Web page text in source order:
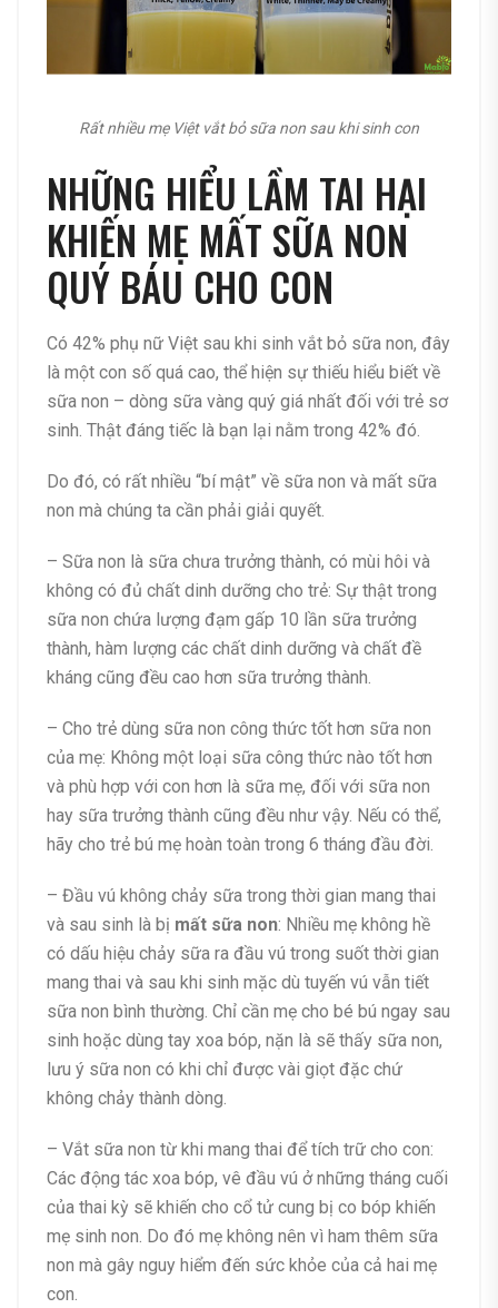
Rất nhiều mẹ Việt vắt bỏ sữa non sau khi sinh con
NHỮNG HIỂU LẦM TAI HẠI
KHIẾN MẸ MẤT SỮA NON
QUÝ BÁU CHO CON
Có 42% phụ nữ Việt sau khi sinh vắt bỏ sữa non, đây
là một con số quá cao, thể hiện sự thiếu hiểu biết về
sữa non – dòng sữa vàng quý giá nhất đối với trẻ sơ
sinh. Thật đáng tiếc là bạn lại nằm trong 42% đó.
Do đó, có rất nhiều “bí mật” về sữa non và mất sữa
non mà chúng ta cần phải giải quyết.
– Sữa non là sữa chưa trưởng thành, có mùi hôi và
không có đủ chất dinh dưỡng cho trẻ: Sự thật trong
sữa non chứa lượng đạm gấp 10 lần sữa trưởng
thành, hàm lượng các chất dinh dưỡng và chất đề
kháng cũng đều cao hơn sữa trưởng thành.
– Cho trẻ dùng sữa non công thức tốt hơn sữa non
của mẹ: Không một loại sữa công thức nào tốt hơn
và phù hợp với con hơn là sữa mẹ, đối với sữa non
hay sữa trưởng thành cũng đều như vậy. Nếu có thể,
hãy cho trẻ bú mẹ hoàn toàn trong 6 tháng đầu đời.
– Đầu vú không chảy sữa trong thời gian mang thai
và sau sinh là bị mất sữa non: Nhiều mẹ không hề
có dấu hiệu chảy sữa ra đầu vú trong suốt thời gian
mang thai và sau khi sinh mặc dù tuyến vú vẫn tiết
sữa non bình thường. Chỉ cần mẹ cho bé bú ngay sau
sinh hoặc dùng tay xoa bóp, nặn là sẽ thấy sữa non,
lưu ý sữa non có khi chỉ được vài giọt đặc chứ
không chảy thành dòng.
– Vắt sữa non từ khi mang thai để tích trữ cho con:
Các động tác xoa bóp, vê đầu vú ở những tháng cuối
của thai kỳ sẽ khiến cho cổ tử cung bị co bóp khiến
mẹ sinh non. Do đó mẹ không nên vì ham thêm sữa
non mà gây nguy hiểm đến sức khỏe của cả hai mẹ
con.